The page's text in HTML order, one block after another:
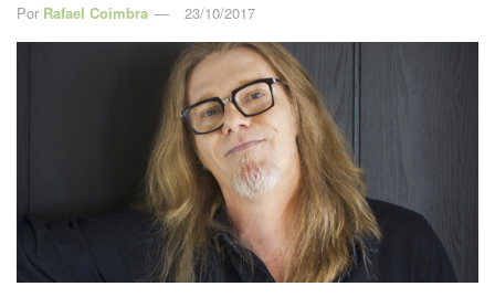
Por Rafael Coimbra 23/10/2017